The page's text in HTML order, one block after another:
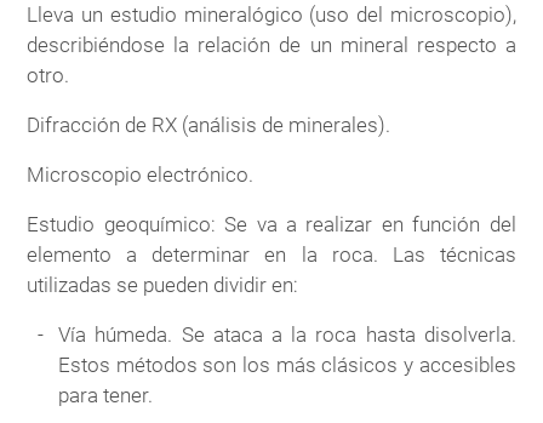
Lleva un estudio mineralógico (uso del microscopio),
describiéndose la relación de un mineral respecto a
otro.
Difracción de RX (análisis de minerales).
Microscopio electrónico.
Estudio geoquímico: Se va a realizar en función del
elemento a determinar en la roca. Las técnicas
utilizadas se pueden dividir en:
Vía húmeda. Se ataca a la roca hasta disolverla.
Estos métodos son los más clásicos y accesibles
para tener.